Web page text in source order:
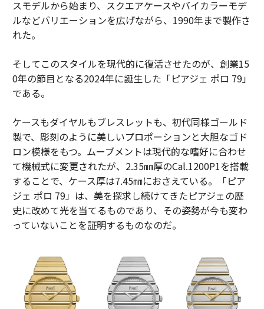
スモデルから始まり、スクエアケースやバイカラーモデ
ルなどバリエーションを広げながら、1990年まで製作さ
れた。
そしてこのスタイルを現代的に復活させたのが、創業15
0年の節目となる2024年に誕生した「ピアジェ ポロ 79」
である。
ケースもダイヤルもブレスレットも、初代同様ゴールド
製で、彫刻のように美しいプロポーションと大胆なゴド
ロン模様をもつ。ムーブメントは現代的な嗜好に合わせ
て機械式に変更されたが、2.35㎜厚のCal.1200P1を搭載
することで、ケース厚は7.45㎜におさえている。「ピア
ジェ ポロ 79」は、美を探求し続けてきたピアジェの歴
史に改めて光を当てるものであり、その姿勢が今も変わ
っていないことを証明するものなのだ。